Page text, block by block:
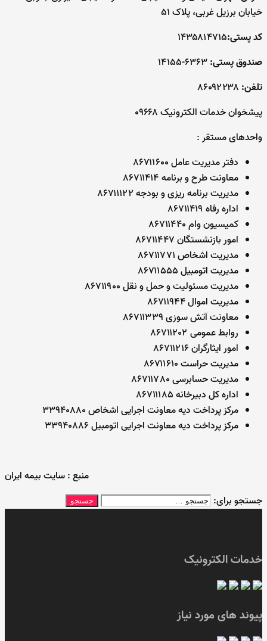
خیابان برزیل غربی، پلاک ۵۱
کد پستی:۱۴۳۵۸۱۴۷۱۵
صندوق پستی:
تلفن: ۸۶۰۹۲۲۳۸
پیشخوان خدمات الکترونیک ۰۹۶۶۸
واحدهای مستقر :
دفتر مدیریت عامل ۸۶۷۱۱۶۰۰
معاونت طرح و برنامه ۸۶۷۱۱۴۱۴
مدیریت برنامه ریزی و بودجه ۸۶۷۱۱۱۲۲
اداره رفاه ۸۶۷۱۱۴۱۹
کمیسیون وام ۸۶۷۱۱۴۴۰
امور بازنشستگان ۸۶۷۱۱۴۴۷
مدیریت اشخاص ۸۶۷۱۱۷۷۱
مدیریت اتومبیل ۸۶۷۱۱۵۵۵
مدیریت مسئولیت و حمل و نقل ۸۶۷۱۱۹۰۰
مدیریت اموال ۸۶۷۱۱۹۴۴
معاونت آتش سوزی ۸۶۷۱۱۳۳۹
روابط عمومی ۸۶۷۱۱۲۰۲
امور ایثارگران ۸۶۷۱۱۲۱۶
مدیریت حراست ۸۶۷۱۱۶۱۰
مدیریت حسابرسی ۸۶۷۱۱۷۸۰
اداره کل دبیرخانه ۸۶۷۱۱۱۸۵
مرکز پرداخت دیه معاونت اجرایی اشخاص ۳۳۹۴۰۸۸۰
مرکز پرداخت دیه معاونت اجرایی اتومبیل ۳۳۹۴۰۸۸۶
منبع : سایت بیمه ایران
جستجو برای:
خدمات الکترونیک
پیوند های مورد نیاز